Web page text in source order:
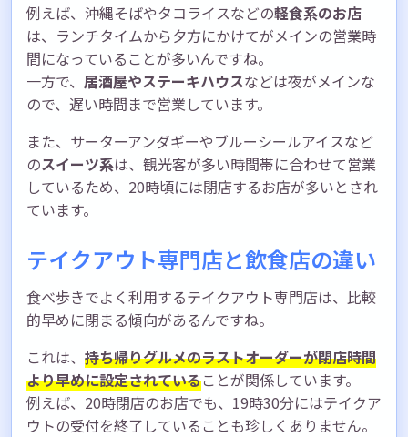
例えば、沖縄そばやタコライスなどの軽食系のお店
は、ランチタイムから夕方にかけてがメインの営業時
間になっていることが多いんですね。
一方で、 居酒屋やステーキハウスなどは夜がメインな
ので、遅い時間まで営業しています。
また、サーターアンダギーやブルーシールアイスなど
のスイーツ系は、観光客が多い時間帯に合わせて営業
しているため、20時頃には閉店するお店が多いとされ
ています。
テイクアウト専門店と飲食店の違い
食べ歩きでよく利用するテイクアウト専門店は、比較
的早めに閉まる傾向があるんですね。
これは、 持ち帰りグルメのラストオーダーが閉店時間
より早めに設定されていることが関係しています。
例えば、20時閉店のお店でも、19時30分にはテイクア
ウトの受付を終了していることも珍しくありません。